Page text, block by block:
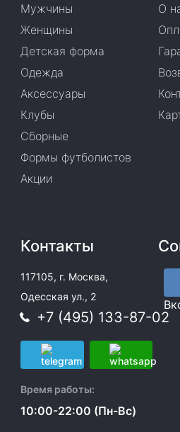
Мужчины
Женщины
Детская форма
Одежда
Аксессуары
Клубы
Сборные
Формы футболистов
Акции
О
Контакты
117105, г. Москва,
Одесская ул., 2
+7 (495) 133-87-02
Время работы:
10:00-22:00 (Пн-Вс)